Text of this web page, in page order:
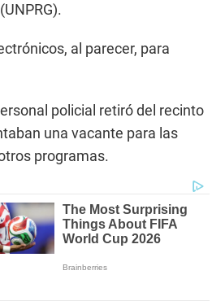
al parecer, para
policial retiró del recinto
una vacante para las
programas.